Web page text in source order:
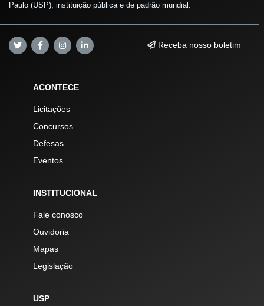
Paulo (USP), instituição pública e de padrão mundial.
Receba nosso boletim
ACONTECE
Licitações
Concursos
Defesas
Eventos
INSTITUCIONAL
Fale conosco
Ouvidoria
Mapas
Legislação
USP